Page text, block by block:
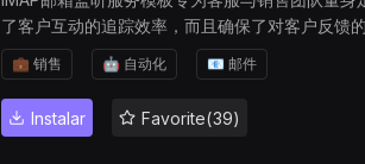
了客户互动的追踪效率，而且确保了对客户反馈
期生成报告，为团队提供清晰的工作概览。
💼 销售 🤖 自动化 📧 邮件
Instalar Favorite(39)